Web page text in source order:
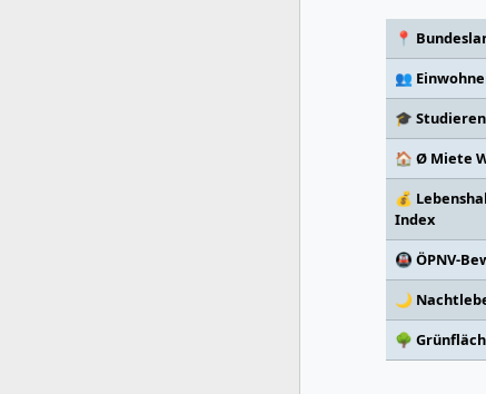
📍
👥
🎓
🏠 Ø Miete
💰
Index
🚇 ÖPNV-
🌙
🌳